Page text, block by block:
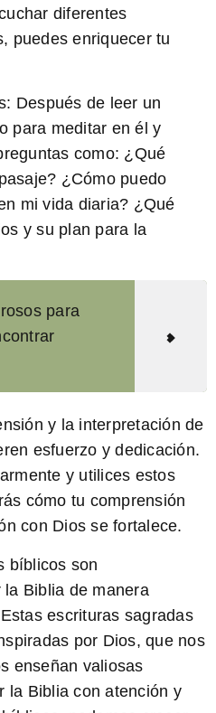
diferentes
puedes enriquecer tu
Después de leer un
para meditar en él y
como: ¿Qué
¿Cómo puedo
mi vida diaria? ¿Qué
y su plan para la
para
y la interpretación de
esfuerzo y dedicación.
y utilices estos
cómo tu comprensión
con Dios se fortalece.
bíblicos son
la Biblia de manera
escrituras sagradas
por Dios, que nos
enseñan valiosas
la Biblia con atención y